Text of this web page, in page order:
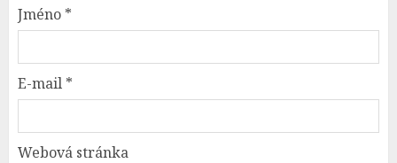
Jméno *
E-mail *
Webová stránka